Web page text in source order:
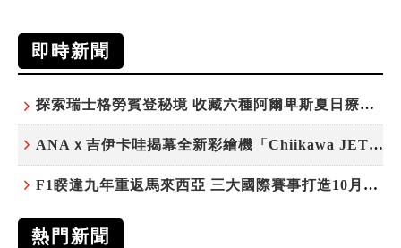
即時新聞
探索瑞士格勞賓登秘境 收藏六種阿爾卑斯夏日療癒之旅
ANAｘ吉伊卡哇揭幕全新彩繪機「Chiikawa JET」
F1睽違九年重返馬來西亞 三大國際賽事打造10月運動旅遊熱潮 賽車、自行車、路跑同週登場
熱門新聞